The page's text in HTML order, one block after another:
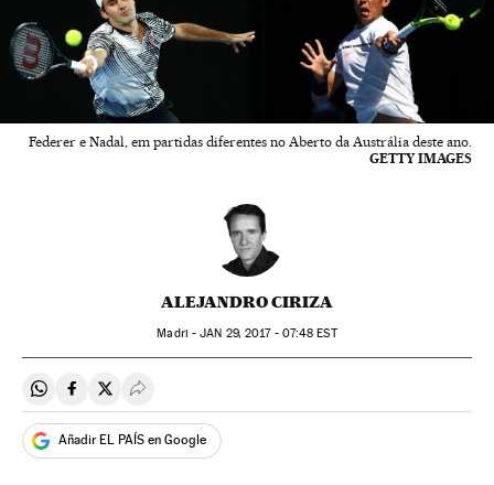
Federer e Nadal, em partidas diferentes no Aberto da Austrália deste ano.
GETTY IMAGES
ALEJANDRO CIRIZA
Madri -JAN 29, 2017 - 07:48 EST
Compartir en Whatsapp
Compartir en Facebook
Compartir en Twitter
Desplegar Redes Sociales
Añadir EL PAÍS en Google